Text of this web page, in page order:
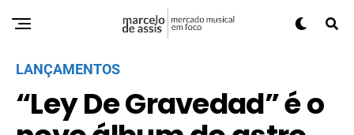
LANÇAMENTOS
“Ley De Gravedad” é o